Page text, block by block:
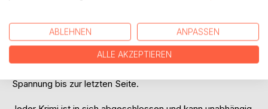
für alle Ostseekrimifans und die, die es werden wollen.
Endlich lässt Joyce Summer ihre Ermittler auch an
deutschen Küsten los. Ihre neue Krimiserie besticht durch
Spannung bis zur letzten Seite.
ABLEHNEN ANPASSEN
ALLE AKZEPTIEREN